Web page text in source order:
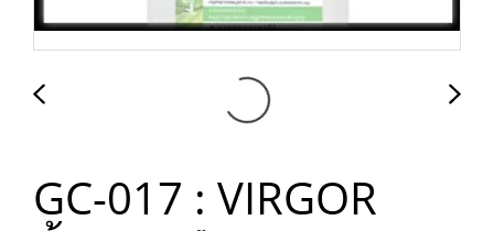
GC-017 : VIRGOR